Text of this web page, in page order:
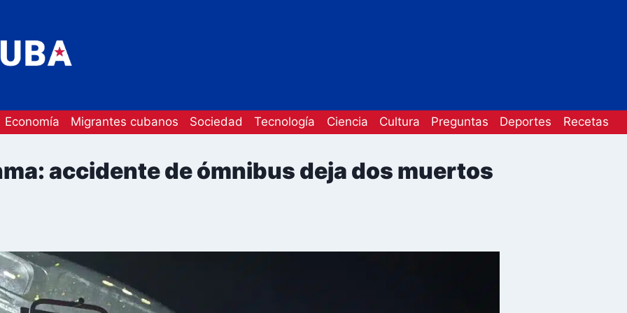
Economía Migrantes cubanos Sociedad Tecnología Ciencia Cultura Preguntas Deportes Recetas
accidente de ómnibus deja dos muertos